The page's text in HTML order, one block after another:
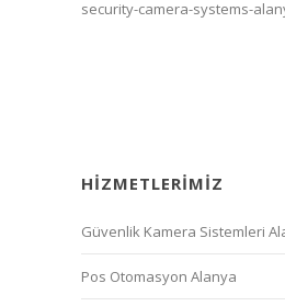
security-camera-systems-
HIZMETLERIMIZ
Güvenlik Kamera Sistemleri
Pos Otomasyon Alanya